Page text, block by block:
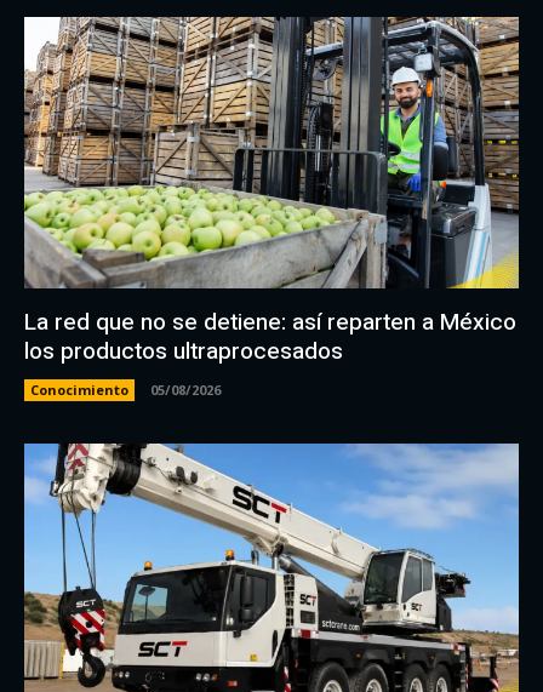
La red que no se detiene: así reparten a México
los productos ultraprocesados
Conocimiento 05/08/2026